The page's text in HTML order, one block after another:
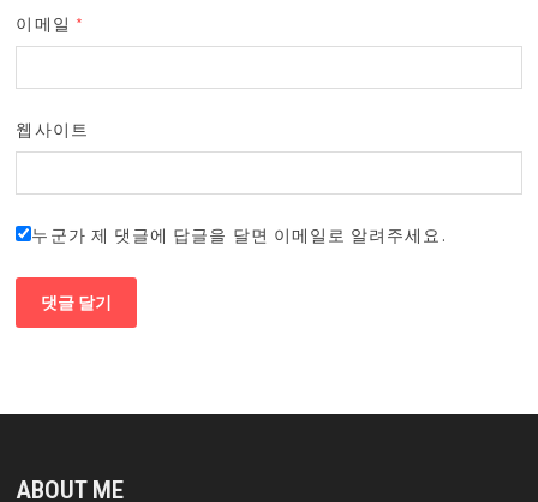
이메일 *
웹사이트
누군가 제 댓글에 답글을 달면 이메일로 알려주세요.
ABOUT ME